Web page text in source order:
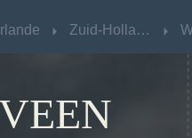
Zuid-Holland
Zuid-Holland